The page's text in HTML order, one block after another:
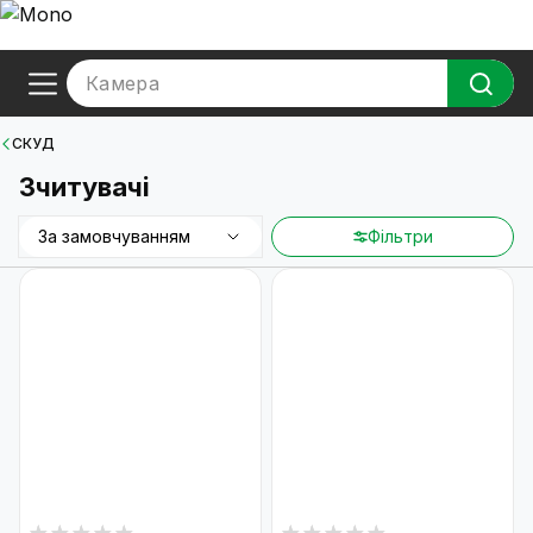
Камера
СКУД
Зчитувачі
За замовчуванням Фільтри